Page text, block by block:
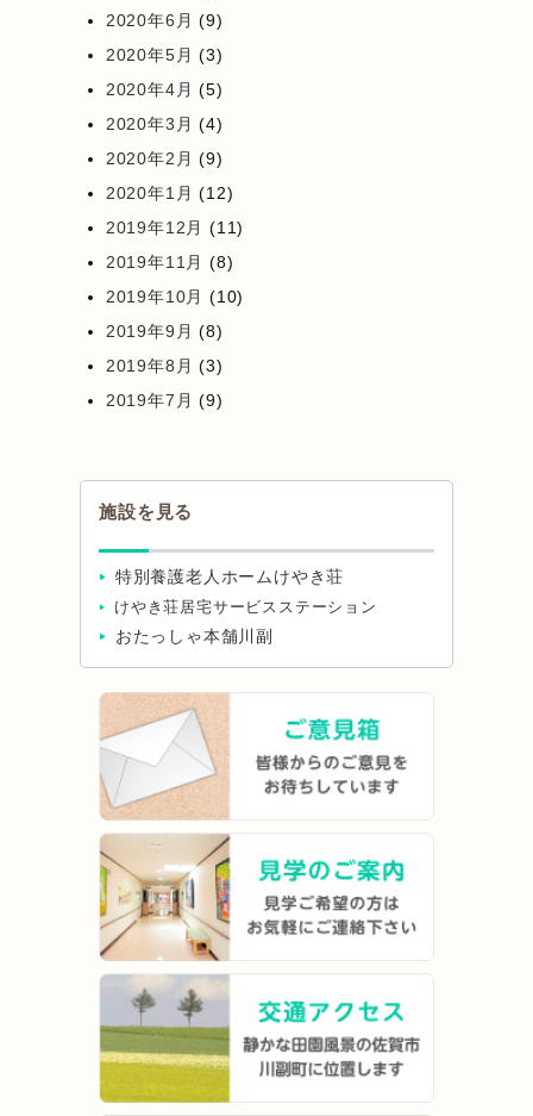
2020年6月 (9)
2020年5月 (3)
2020年4月 (5)
2020年3月 (4)
2020年2月 (9)
2020年1月 (12)
2019年12月 (11)
2019年11月 (8)
2019年10月 (10)
2019年9月 (8)
2019年8月 (3)
2019年7月 (9)
施設を見る
特別養護老人ホームけやき荘
けやき荘居宅サービスステーション
おたっしゃ本舗川副